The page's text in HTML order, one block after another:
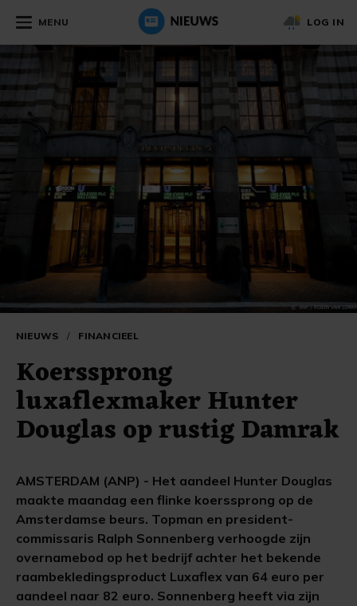
MENU LOG IN
NIEUWS / FINANCIEEL
Koerssprong
luxaflexmaker Hunter
Douglas op rustig Damrak
AMSTERDAM (ANP) - Het aandeel Hunter Douglas
maakte maandag een flinke koerssprong op de
Amsterdamse beurs. Topman en president-
commissaris Ralph Sonnenberg verhoogde zijn
overnamebod op het bedrijf achter het bekende
raambekledingsproduct Luxaflex van 64 euro per
aandeel naar 82 euro. Sonnenberg heeft via zijn